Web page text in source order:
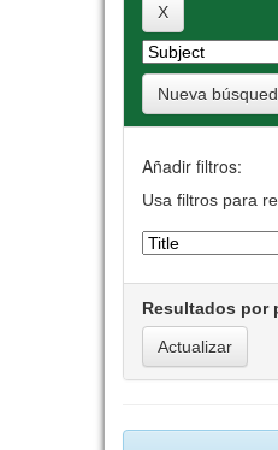
Nueva
Añadir filtros:
Usa filtros para
Resultados por